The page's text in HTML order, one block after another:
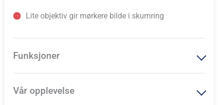
Lite objektiv gir mørkere bilde i skumring
Funksjoner
Vår opplevelse